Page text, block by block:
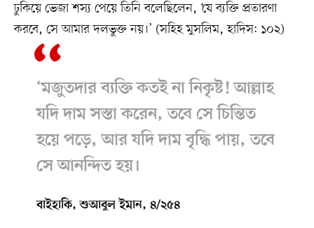
ঢুকিয়ে ভেজা শস্য পেয়ে তিনি বলেছিলেন, ‘যে ব্যক্তি প্রতারণা
করবে, সে আমার দলভুক্ত নয়।’ (সহিহ মুসলিম, হাদিস: ১০২)
‘মজুতদার ব্যক্তি কতই না নিকৃষ্ট! আল্লাহ
যদি দাম সস্তা করেন, তবে সে চিন্তিত
হয়ে পড়ে, আর যদি দাম বৃদ্ধি পায়, তবে
সে আনন্দিত হয়।
বাইহাকি, শুআবুল ইমান, ৪/২৫৪